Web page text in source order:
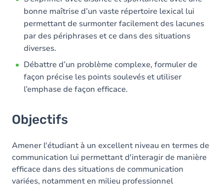
bonne maîtrise d’un vaste répertoire lexical lui
permettant de surmonter facilement des lacunes
par des périphrases et ce dans des situations
diverses.
Débattre d’un problème complexe, formuler de
façon précise les points soulevés et utiliser
l’emphase de façon efficace.
Objectifs
Amener l'étudiant à un excellent niveau en termes de
communication lui permettant d'interagir de manière
efficace dans des situations de communication
variées, notamment en milieu professionnel